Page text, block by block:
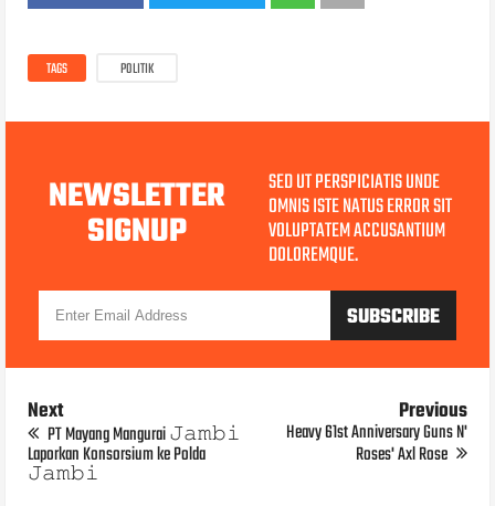
TAGS POLITIK
NEWSLETTER
SIGNUP
SED UT PERSPICIATIS UNDE
OMNIS ISTE NATUS ERROR SIT
VOLUPTATEM ACCUSANTIUM
DOLOREMQUE.
Next
PT Mayang Mangurai 𝙹𝚊𝚖𝚋𝚒
Laporkan Konsorsium ke Polda
𝙹𝚊𝚖𝚋𝚒
Previous
Heavy 61st Anniversary Guns N'
Roses' Axl Rose